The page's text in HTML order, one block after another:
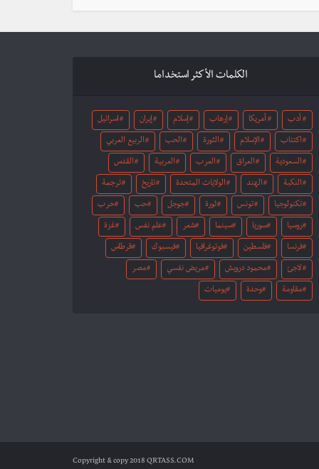
الكلمات الأكثر استخداما
أدب أمريكا إرهاب إسلام إيران اسرائيل
اكتئاب الإسلام الثورة الحب الربيع العربي
السعودية العراق العرب العربية القدس
النكبة الهند الولايات المتحدة تاريخ ترجمة
تكنولوجيا تونس ثورة جوجل حب حرب
روسيا سوريا سينما شعر علم نفس غزة
فرنسا فلسطين فوتوغرافيا فيسبوك قرطاس
لاجئ محمود درويش مريض نفسي مصر
مقاومة وحدة يوميات
Copyright & copy 2018 QRTASS.COM